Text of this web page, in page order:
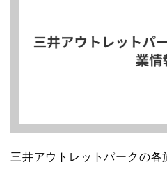
三井アウトレットパークの